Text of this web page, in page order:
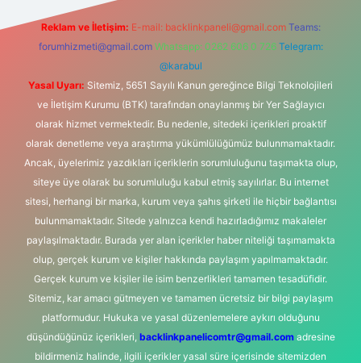
Reklam ve İletişim: E-mail: backlinkpaneli@gmail.com Teams:
forumhizmeti@gmail.com Whatsapp: 0262 606 0 726 Telegram:
@karabul
Yasal Uyarı: Sitemiz, 5651 Sayılı Kanun gereğince Bilgi Teknolojileri
ve İletişim Kurumu (BTK) tarafından onaylanmış bir Yer Sağlayıcı
olarak hizmet vermektedir. Bu nedenle, sitedeki içerikleri proaktif
olarak denetleme veya araştırma yükümlülüğümüz bulunmamaktadır.
Ancak, üyelerimiz yazdıkları içeriklerin sorumluluğunu taşımakta olup,
siteye üye olarak bu sorumluluğu kabul etmiş sayılırlar. Bu internet
sitesi, herhangi bir marka, kurum veya şahıs şirketi ile hiçbir bağlantısı
bulunmamaktadır. Sitede yalnızca kendi hazırladığımız makaleler
paylaşılmaktadır. Burada yer alan içerikler haber niteliği taşımamakta
olup, gerçek kurum ve kişiler hakkında paylaşım yapılmamaktadır.
Gerçek kurum ve kişiler ile isim benzerlikleri tamamen tesadüfidir.
Sitemiz, kar amacı gütmeyen ve tamamen ücretsiz bir bilgi paylaşım
platformudur. Hukuka ve yasal düzenlemelere aykırı olduğunu
düşündüğünüz içerikleri, backlinkpanelicomtr@gmail.comadresine
bildirmeniz halinde, ilgili içerikler yasal süre içerisinde sitemizden